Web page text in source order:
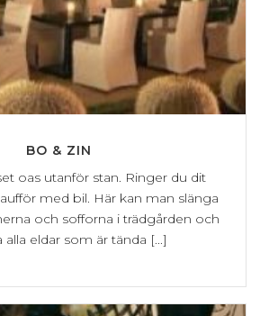
BO & ZIN
oas utanför stan. Ringer du dit
med bil. Här kan man slänga
och sofforna i trädgården och
alla eldar som är tända [...]